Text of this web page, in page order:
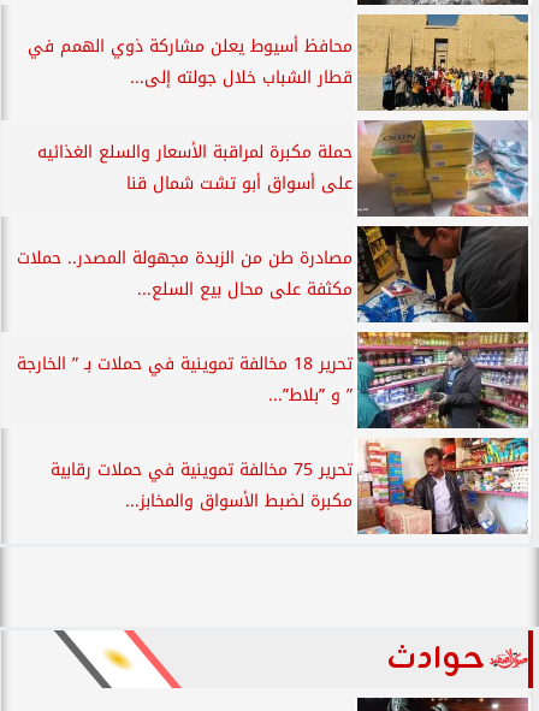
محافظ أسيوط يعلن مشاركة ذوي الهمم في
قطار الشباب خلال جولته إلى...
حملة مكبرة لمراقبة الأسعار والسلع الغذائيه
على أسواق أبو تشت شمال قنا
مصادرة طن من الزبدة مجهولة المصدر.. حملات
مكثفة على محال بيع السلع...
تحرير 18 مخالفة تموينية في حملات بـ ” الخارجة
” و ”بلاط”...
تحرير 75 مخالفة تموينية في حملات رقابية
مكبرة لضبط الأسواق والمخابز...
حوادث